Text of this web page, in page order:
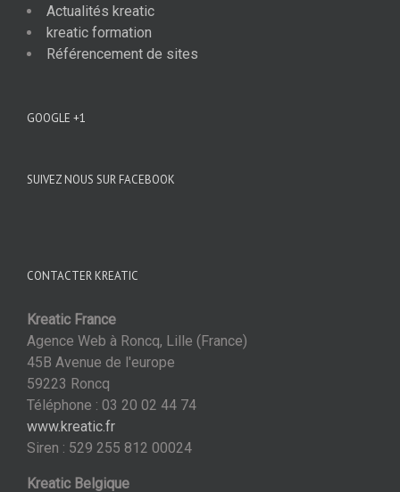
Actualités kreatic
kreatic formation
Référencement de sites
GOOGLE +1
SUIVEZ NOUS SUR FACEBOOK
CONTACTER KREATIC
Kreatic France
Agence Web à Roncq, Lille (France)
45B Avenue de l'europe
59223 Roncq
Téléphone : 03 20 02 44 74
www.kreatic.fr
Siren : 529 255 812 00024
Kreatic Belgique